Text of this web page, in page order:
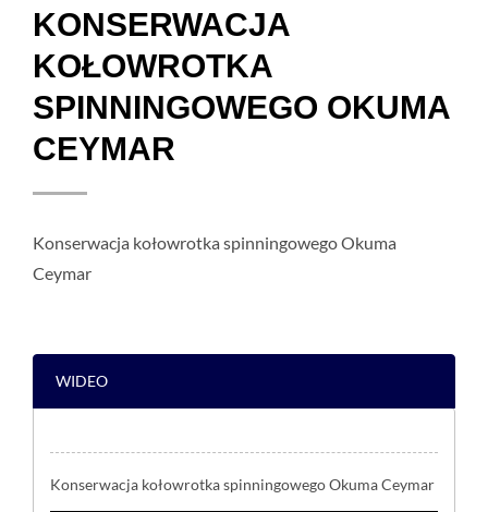
KOŁOWROTKI, WĘDKI I
AKCESORIA NA KAŻDĄ
PRZYGODĘ
KONSERWACJA
KOŁOWROTKA
SPINNINGOWEGO OKUMA
CEYMAR
Konserwacja kołowrotka spinningowego Okuma
Ceymar
WIDEO
Konserwacja kołowrotka spinningowego Okuma Ceymar